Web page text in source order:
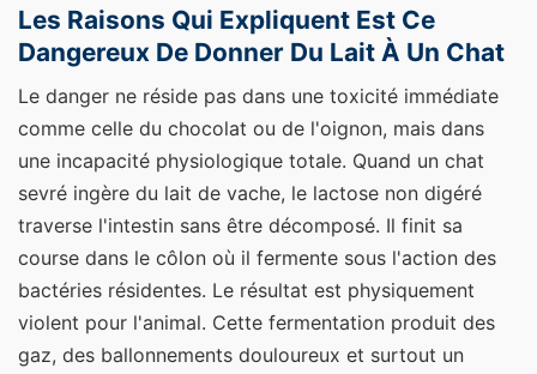
Les Raisons Qui Expliquent Est Ce
Dangereux De Donner Du Lait À Un Chat
Le danger ne réside pas dans une toxicité immédiate
comme celle du chocolat ou de l'oignon, mais dans
une incapacité physiologique totale. Quand un chat
sevré ingère du lait de vache, le lactose non digéré
traverse l'intestin sans être décomposé. Il finit sa
course dans le côlon où il fermente sous l'action des
bactéries résidentes. Le résultat est physiquement
violent pour l'animal. Cette fermentation produit des
gaz, des ballonnements douloureux et surtout un